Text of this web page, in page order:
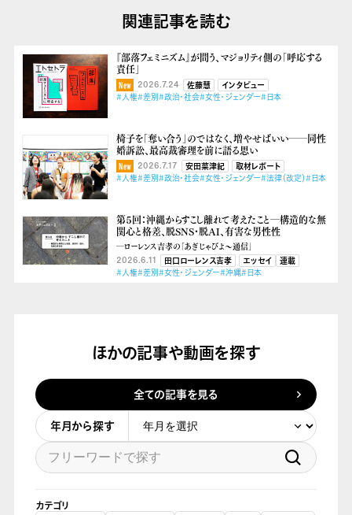
関連記事を読む
『部落フェミニズム』が問う、マジョリティ側の「呼応する
責任」
2026.7.24 佐藤慧
インタビュー
#人権#差別#政治・社会#女性・ジェンダー#日本
椅子を「奪い合う」のではなく、増やせばいい──同性
婚訴訟、最高裁審理を前に語る思い
2026.7.17 安田菜津紀
取材レポート
#人権#差別#政治・社会#女性・ジェンダー#法律（改定）#日本
第５回：沖縄からすこし離れて考えたこと―構造的な無
関心と格差、脱SNS・脱AI、有害な男性性
―ローレンス吉孝の「あぎじゃびよ〜通信」
2026.6.11 田口ローレンス吉孝 エッセイ
連載
#人権#差別#女性・ジェンダー#沖縄#日本
ほかの記事や動画を探す
全ての記事を見る
年月から探す
カテゴリ